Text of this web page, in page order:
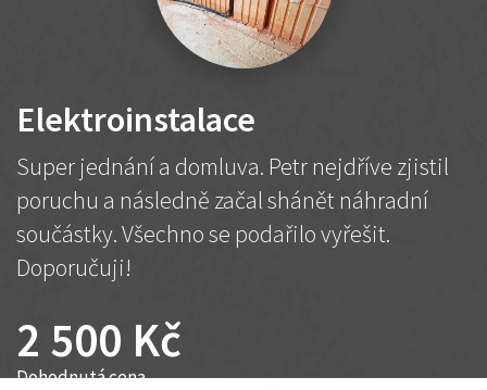
Elektroinstalace
Super jednání a domluva. Petr nejdříve zjistil
poruchu a následně začal shánět náhradní
součástky. Všechno se podařilo vyřešit.
Doporučuji!
2 500 Kč
Dohodnutá cena